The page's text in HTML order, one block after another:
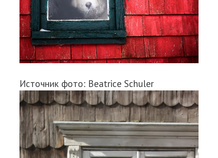
Источник фото: Beatrice Schuler